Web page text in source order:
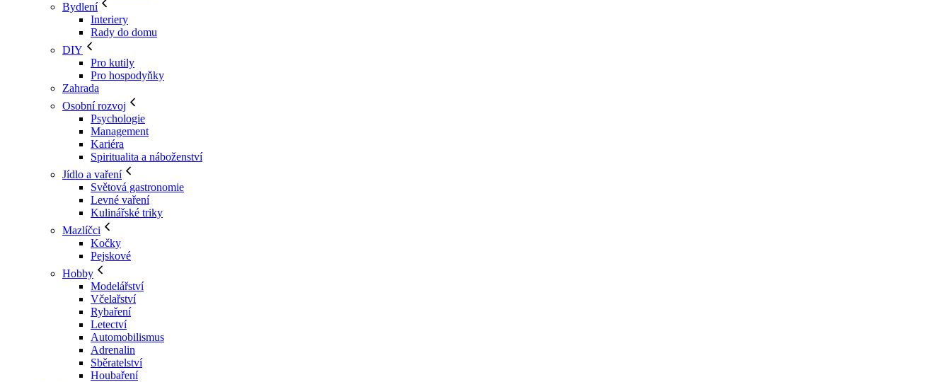
Bydlení
Interiery
Rady do domu
DIY
Pro kutily
Pro hospodyňky
Zahrada
Osobní rozvoj
Psychologie
Management
Kariéra
Spiritualita a náboženství
Jídlo a vaření
Světová gastronomie
Levné vaření
Kulinářské triky
Mazlíčci
Kočky
Pejskové
Hobby
Modelářství
Včelařství
Rybaření
Letectví
Automobilismus
Adrenalin
Sběratelství
Houbaření